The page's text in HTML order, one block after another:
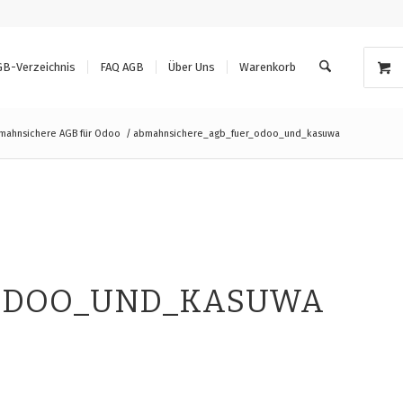
Verzeichnis FAQ AGB Über Uns Warenkorb
AGB für Odoo / abmahnsichere_agb_fuer_odoo_und_kasuwa